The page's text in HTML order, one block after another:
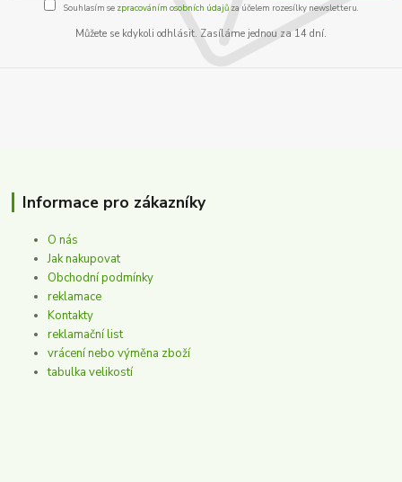
Souhlasím se zpracováním osobních údajůza účelem rozesílky newsletteru.
Můžete se kdykoli odhlásit. Zasíláme jednou za 14 dní.
Informace pro zákazníky
O nás
Jak nakupovat
Obchodní podmínky
reklamace
Kontakty
reklamační list
vrácení nebo výměna zboží
tabulka velikostí